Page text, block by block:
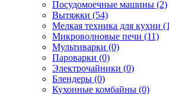
Посудомоечные машины (2)
Вытяжки (54)
Мелкая техника для кухни
Микроволновые печи (11)
Мультиварки (0)
Пароварки (0)
Электрочайники (0)
Блендеры (0)
Кухонные комбайны (0)